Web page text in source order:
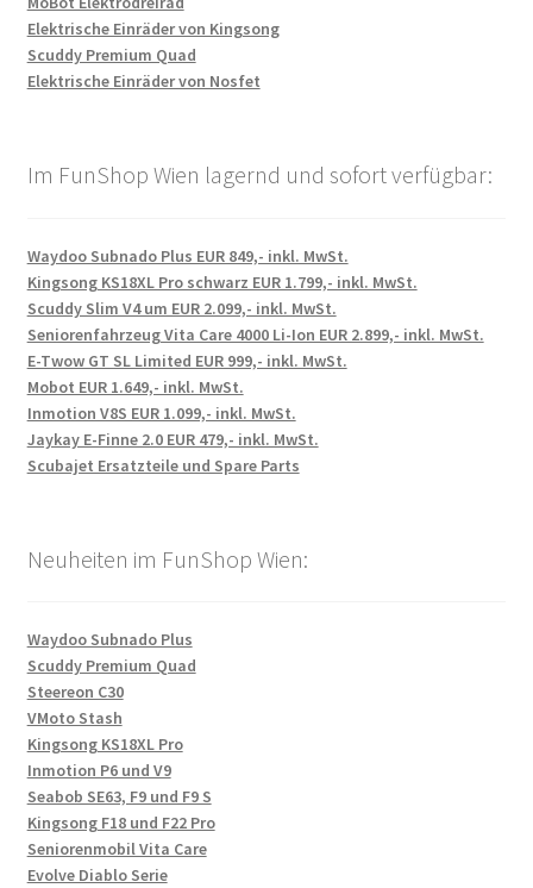
Elektrische Einräder von Kingsong
Scuddy Premium Quad
Elektrische Einräder von Nosfet
Im FunShop Wien lagernd und sofort verfügbar:
Waydoo Subnado Plus EUR 849,- inkl. MwSt.
Kingsong KS18XL Pro schwarz EUR 1.799,- inkl. MwSt.
Scuddy Slim V4 um EUR 2.099,- inkl. MwSt.
Seniorenfahrzeug Vita Care 4000 Li-Ion EUR 2.899,- inkl. MwSt.
E-Twow GT SL Limited EUR 999,- inkl. MwSt.
Mobot EUR 1.649,- inkl. MwSt.
Inmotion V8S EUR 1.099,- inkl. MwSt.
Jaykay E-Finne 2.0 EUR 479,- inkl. MwSt.
Scubajet Ersatzteile und Spare Parts
Neuheiten im FunShop Wien:
Waydoo Subnado Plus
Scuddy Premium Quad
Steereon C30
VMoto Stash
Kingsong KS18XL Pro
Inmotion P6 und V9
Seabob SE63, F9 und F9 S
Kingsong F18 und F22 Pro
Seniorenmobil Vita Care
Evolve Diablo Serie